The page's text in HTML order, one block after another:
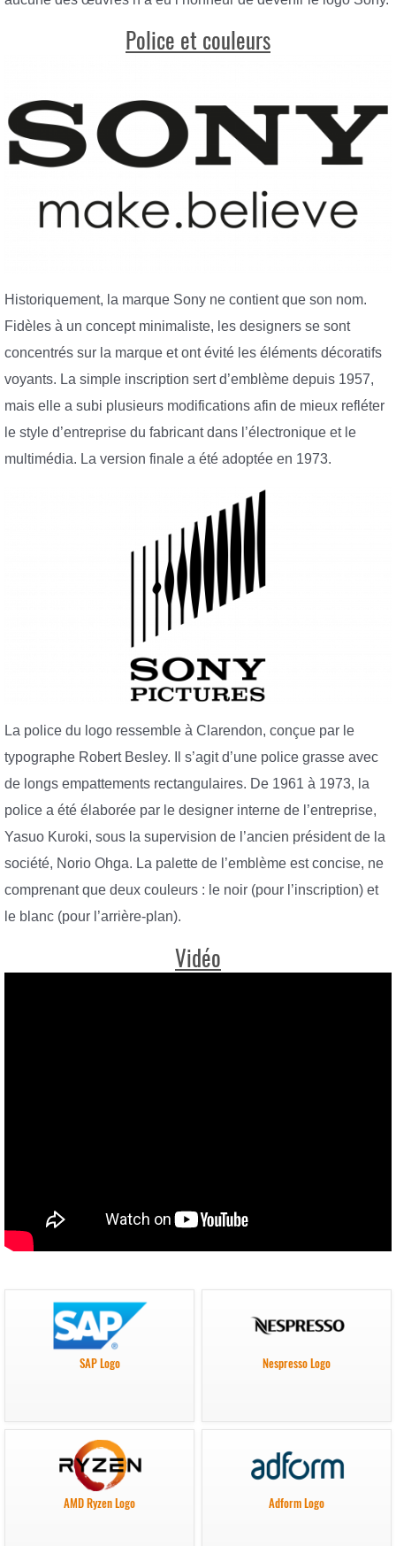
Police et couleurs
Historiquement, la marque Sony ne contient que son nom.
Fidèles à un concept minimaliste, les designers se sont
concentrés sur la marque et ont évité les éléments décoratifs
voyants. La simple inscription sert d’emblème depuis 1957,
mais elle a subi plusieurs modifications afin de mieux refléter
le style d’entreprise du fabricant dans l’électronique et le
multimédia. La version finale a été adoptée en 1973.
La police du logo ressemble à Clarendon, conçue par le
typographe Robert Besley. Il s’agit d’une police grasse avec
de longs empattements rectangulaires. De 1961 à 1973, la
police a été élaborée par le designer interne de l’entreprise,
Yasuo Kuroki, sous la supervision de l’ancien président de la
société, Norio Ohga. La palette de l’emblème est concise, ne
comprenant que deux couleurs : le noir (pour l’inscription) et
le blanc (pour l’arrière-plan).
Vidéo
SAP Logo Nespresso Logo
AMD Ryzen Logo Adform Logo